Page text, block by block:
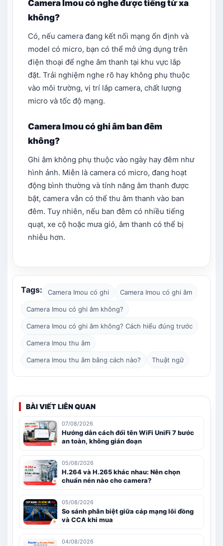
Camera Imou có nghe được tiếng từ xa
không?
Có, nếu camera đang kết nối mạng ổn định và
model có micro, bạn có thể mở ứng dụng trên
điện thoại để nghe âm thanh tại khu vực lắp
đặt. Trải nghiệm nghe rõ hay không phụ thuộc
vào môi trường, vị trí lắp camera, chất lượng
micro và tốc độ mạng.
Camera Imou có ghi âm ban đêm
không?
Ghi âm không phụ thuộc vào ngày hay đêm như
hình ảnh. Miễn là camera có micro, đang hoạt
động bình thường và tính năng âm thanh được
bật, camera vẫn có thể thu âm thanh vào ban
đêm. Tuy nhiên, nếu ban đêm có nhiều tiếng
quạt, xe cộ hoặc mưa gió, âm thanh có thể bị
nhiễu hơn.
Tags: Camera Imou có ghi Camera Imou có ghi âm
Camera Imou có ghi âm không?
Camera Imou có ghi âm không? Cách hiểu đúng trước
Camera Imou thu âm
Camera Imou thu âm bằng cách nào? Thuật ngữ
BÀI VIẾT LIÊN QUAN
07/08/2026
Hướng dẫn cách đổi tên WiFi UniFi 7 bước
an toàn, không gián đoạn
05/08/2026
H.264 và H.265 khác nhau: Nên chọn
chuẩn nén nào cho camera?
05/08/2026
So sánh phân biệt giữa cáp mạng lõi đồng
và CCA khi mua
04/08/2026